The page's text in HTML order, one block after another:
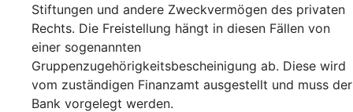
Stiftungen und andere Zweckvermögen des privaten
Rechts. Die Freistellung hängt in diesen Fällen von
einer sogenannten
Gruppenzugehörigkeitsbescheinigung ab. Diese wird
vom zuständigen Finanzamt ausgestellt und muss der
Bank vorgelegt werden.